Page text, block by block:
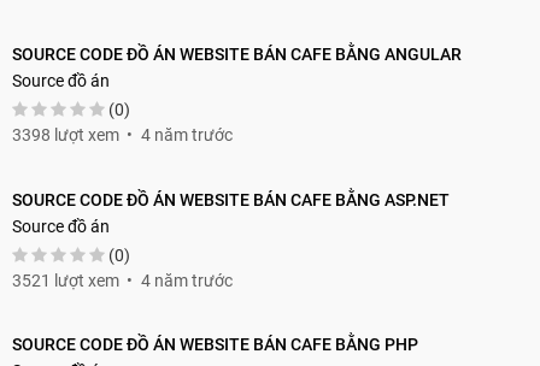
SOURCE CODE ĐỒ ÁN WEBSITE BÁN CAFE BẰNG ANGULAR
Source đồ án
(0)
3398 lượt xem
4 năm trước
SOURCE CODE ĐỒ ÁN WEBSITE BÁN CAFE BẰNG ASP.NET
Source đồ án
(0)
3521 lượt xem
4 năm trước
SOURCE CODE ĐỒ ÁN WEBSITE BÁN CAFE BẰNG PHP